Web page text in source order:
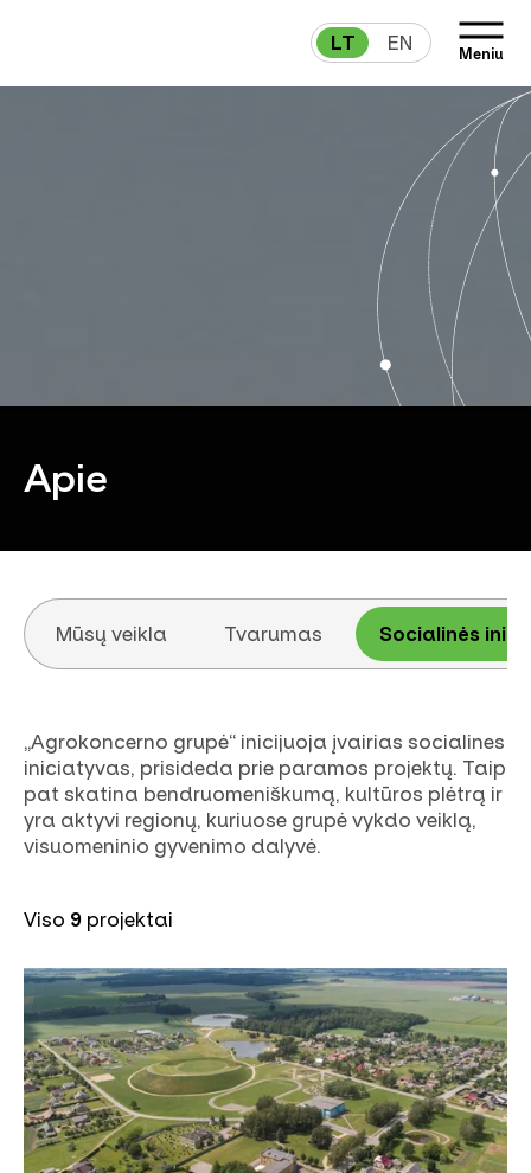
LT EN Meniu
Apie
Mūsų veikla Tvarumas Socialinės
„Agrokoncerno grupė“ inicijuoja įvairias socialines
iniciatyvas, prisideda prie paramos projektų. Taip
pat skatina bendruomeniškumą, kultūros plėtrą ir
yra aktyvi regionų, kuriuose grupė vykdo veiklą,
visuomeninio gyvenimo dalyvė.
Viso 9 projektai